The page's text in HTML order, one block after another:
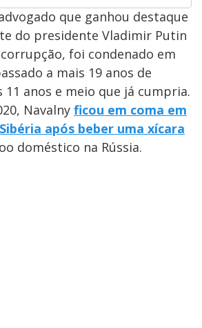
que ganhou destaque
do presidente Vladimir Putin
foi condenado em
a mais 19 anos de
11 anos e meio que já cumpria.
Navalny ficou em coma em
após beber uma xícara
doméstico na Rússia.